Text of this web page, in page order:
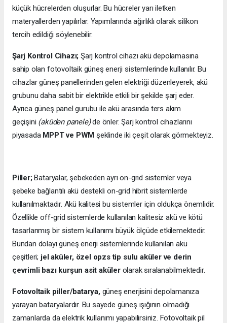
küçük hücrelerden oluşurlar. Bu hücreler yarı iletken
materyallerden yapılırlar. Yapımlarında ağırlıklı olarak silikon
tercih edildiği söylenebilir.
Şarj Kontrol Cihazı; Şarj kontrol cihazı akü depolamasına
sahip olan fotovoltaik güneş enerji sistemlerinde kullanılır. Bu
cihazlar güneş panellerinden gelen elektriği düzenleyerek, akü
grubunu daha sabit bir elektrikle etkili bir şekilde şarj eder.
Ayrıca güneş panel gurubu ile akü arasında ters akım
geçişini (aküden panele)de önler. Şarj kontrol cihazlarını
piyasada MPPT ve PWM şeklinde iki çeşit olarak görmekteyiz.
Piller;Bataryalar, şebekeden ayrı on-grid sistemler veya
şebeke bağlantılı akü destekli on-grid hibrit sistemlerde
kullanılmaktadır. Akü kalitesi bu sistemler için oldukça önemlidir.
Özellikle off-grid sistemlerde kullanılan kalitesiz akü ve kötü
tasarlanmış bir sistem kullanımı büyük ölçüde etkilemektedir.
Bundan dolayı güneş enerji sistemlerinde kullanılan akü
çeşitleri; jel aküler, özel opzs tip sulu aküler ve derin
çevrimli bazı kurşun asit akülerolarak sıralanabilmektedir.
Fotovoltaik piller/batarya,güneş enerjisini depolamanıza
yarayan bataryalardır. Bu sayede güneş ışığının olmadığı
zamanlarda da elektrik kullanımı yapabilirsiniz. Fotovoltaik pil